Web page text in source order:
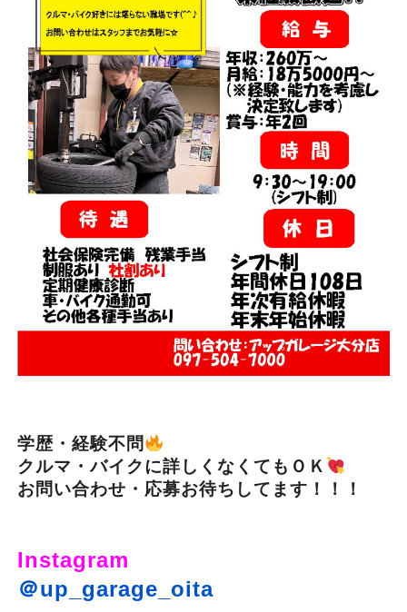
学歴・経験不問
クルマ・バイクに詳しくなくてもＯＫ
お問い合わせ・応募お待ちしてます！！！
Instagram
＠up_garage_oita